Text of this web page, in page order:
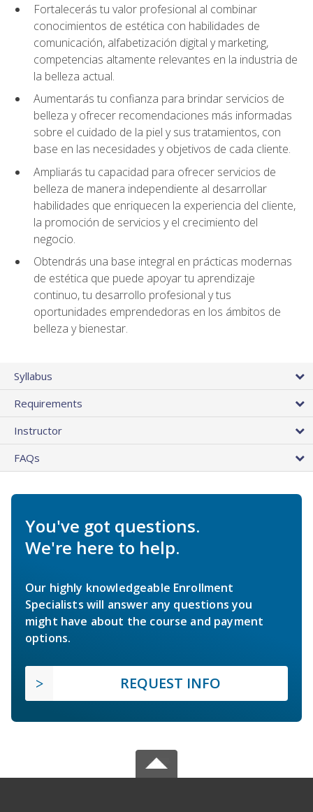
Fortalecerás tu valor profesional al combinar
conocimientos de estética con habilidades de
comunicación, alfabetización digital y marketing,
competencias altamente relevantes en la industria de
la belleza actual.
Aumentarás tu confianza para brindar servicios de
belleza y ofrecer recomendaciones más informadas
sobre el cuidado de la piel y sus tratamientos, con
base en las necesidades y objetivos de cada cliente.
Ampliarás tu capacidad para ofrecer servicios de
belleza de manera independiente al desarrollar
habilidades que enriquecen la experiencia del cliente,
la promoción de servicios y el crecimiento del
negocio.
Obtendrás una base integral en prácticas modernas
de estética que puede apoyar tu aprendizaje
continuo, tu desarrollo profesional y tus
oportunidades emprendedoras en los ámbitos de
belleza y bienestar.
Syllabus
Requirements
Instructor
FAQs
You've got questions.
We're here to help.
Our highly knowledgeable Enrollment
Specialists will answer any questions you
might have about the course and payment
options.
REQUEST INFO